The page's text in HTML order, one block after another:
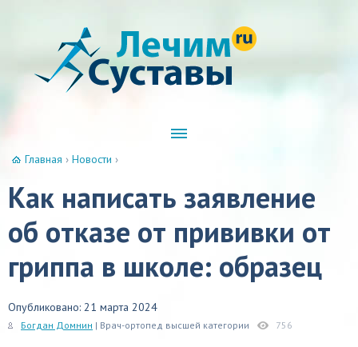
Главная › Новости ›
Как написать заявление
об отказе от прививки от
гриппа в школе: образец
Опубликовано: 21 марта 2024
Богдан Домнин | Врач-ортопед высшей категории 756